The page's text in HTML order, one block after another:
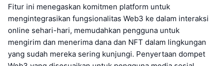
Fitur ini menegaskan komitmen platform untuk
mengintegrasikan fungsionalitas Web3 ke dalam interaksi
online sehari-hari, memudahkan pengguna untuk
mengirim dan menerima dana dan NFT dalam lingkungan
yang sudah mereka sering kunjungi. Penyertaan dompet